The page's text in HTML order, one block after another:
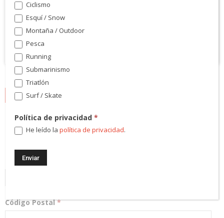
NEWSLETTER
¡Regístrate! Te mantendremos informado de las novedades y
podrás participar en nuestros sorteos.
Dirección Email
Código Postal*
Ciclismo
Esquí / Snow
Montaña / Outdoor
Pesca
Running
Submarinismo
Triatlón
Surf / Skate
Política de privacidad*
He leído lapolítica de privacidad.